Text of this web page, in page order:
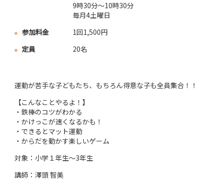
9時30分～10時30分
毎月4土曜日
参加料金
1回1,500円
定員
20名
運動が苦手な子どもたち、もちろん得意な子も全員集合！！
【こんなことやるよ！】
・鉄棒のコツがわかる
・かけっこが速くなるかも！
・できるとマット運動
・からだを動かす楽しいゲーム
対象：小学１年生～3年生
講師：澤頭 智美